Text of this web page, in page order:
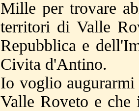
Mille per trovare
territori di Valle
Repubblica e
Civita d'Antino.
Io voglio
Valle Roveto e che